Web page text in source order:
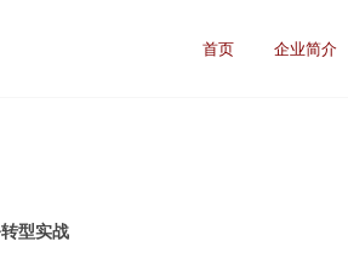
首页 企业简介
型实战